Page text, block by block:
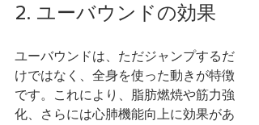
2. ユーバウンドの効果
ユーバウンドは、ただジャンプするだ
けではなく、全身を使った動きが特徴
です。これにより、脂肪燃焼や筋力強
化、さらには心肺機能向上に効果があ